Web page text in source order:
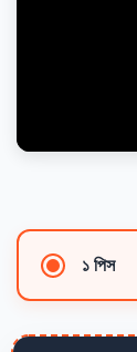
১ পিস